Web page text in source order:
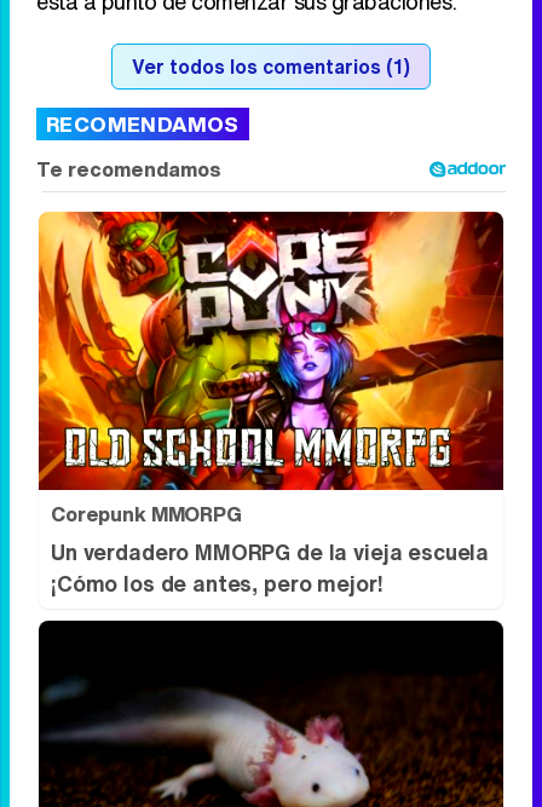
que son ya historia del programa yrepasará
cada día diferentes momentos que se han
quedado grabados a fuego en las famosas
villas de República Dominicana
traición, los celos y el amor inundarán el verano
al mismo tiempo que ayudarán a ir abriendo
boca de la novena edición del reality show, que
está a punto de comenzar sus grabaciones.
Ver todos los comentarios (1)
RECOMENDAMOS
Corepunk MMORPG